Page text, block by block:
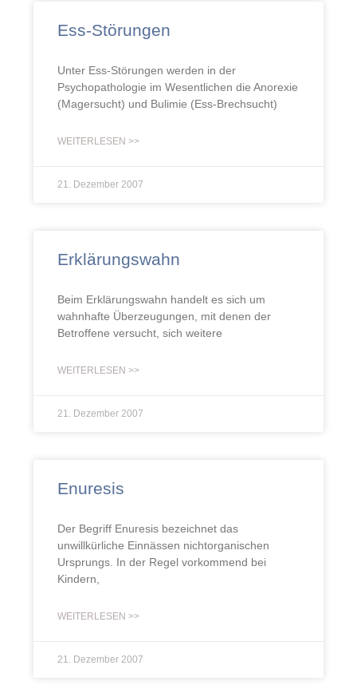
Ess-Störungen
Unter Ess-Störungen werden in der
Psychopathologie im Wesentlichen die Anorexie
(Magersucht) und Bulimie (Ess-Brechsucht)
WEITERLESEN >>
21. Dezember 2007
Erklärungswahn
Beim Erklärungswahn handelt es sich um
wahnhafte Überzeugungen, mit denen der
Betroffene versucht, sich weitere
WEITERLESEN >>
21. Dezember 2007
Enuresis
Der Begriff Enuresis bezeichnet das
unwillkürliche Einnässen nichtorganischen
Ursprungs. In der Regel vorkommend bei
Kindern,
WEITERLESEN >>
21. Dezember 2007